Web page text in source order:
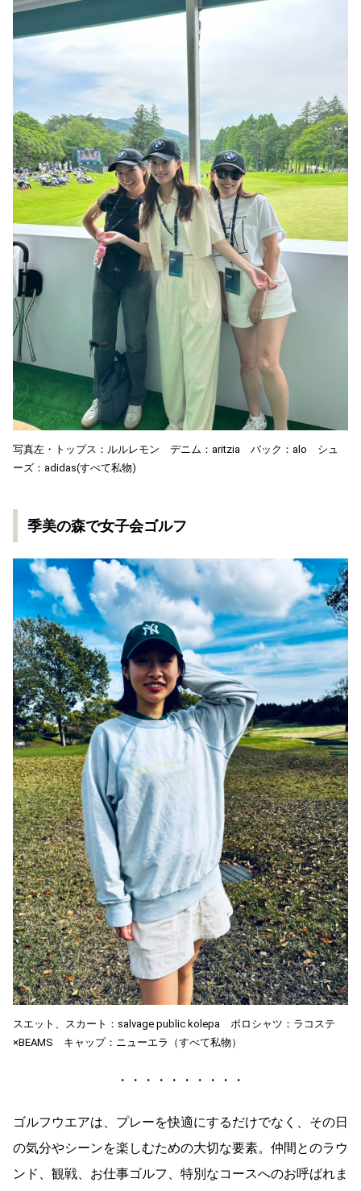
写真左・トップス：ルルレモン デニム：aritzia バック：alo シュ
ーズ：adidas(すべて私物)
季美の森で女子会ゴルフ
スエット、スカート：salvage public kolepa ポロシャツ：ラコステ
×BEAMS キャップ：ニューエラ（すべて私物）
・・・・・・・・・・
ゴルフウエアは、プレーを快適にするだけでなく、その日
の気分やシーンを楽しむための大切な要素。仲間とのラウ
ンド、観戦、お仕事ゴルフ、特別なコースへのお呼ばれま